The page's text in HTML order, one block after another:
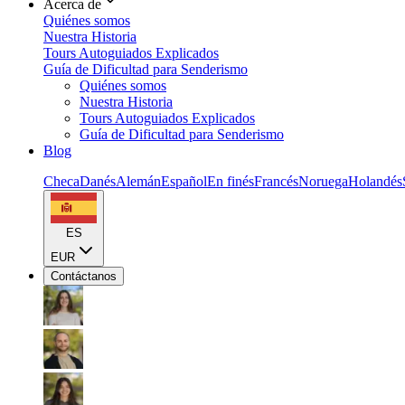
Acerca de
Quiénes somos
Nuestra Historia
Tours Autoguiados Explicados
Guía de Dificultad para Senderismo
Quiénes somos
Nuestra Historia
Tours Autoguiados Explicados
Guía de Dificultad para Senderismo
Blog
ChecaDanésAlemánEspañolEn finésFrancésNoruegaHolandés
ES
EUR
Contáctanos